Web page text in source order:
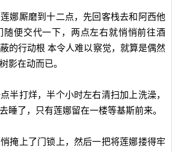
厮磨到十二点，先回客栈去和阿西他
随便交代一下，两点左右就悄悄前往酒
的行动根 本令人难以察觉，就算是偶然
影在动而已。
打烊，半个小时左右清扫加上洗澡，
睡了，只有莲娜留在一楼等基斯前来。
上了门锁上，然后一把将莲娜搂得牢